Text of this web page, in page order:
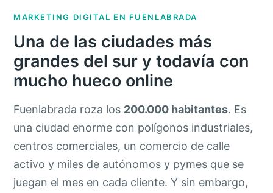
MARKETING DIGITAL EN FUENLABRADA
Una de las ciudades más
grandes del sur y todavía con
mucho hueco online
Fuenlabrada roza los 200.000 habitantes. Es
una ciudad enorme con polígonos industriales,
centros comerciales, un comercio de calle
activo y miles de autónomos y pymes que se
juegan el mes en cada cliente. Y sin embargo,